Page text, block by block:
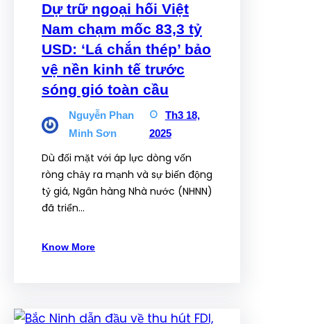
Dự trữ ngoại hối Việt
Nam chạm mốc 83,3 tỷ
USD: ‘Lá chắn thép’ bảo
vệ nền kinh tế trước
sóng gió toàn cầu
Nguyễn Phan
Minh Sơn
Th3 18,
2025
Dù đối mặt với áp lực dòng vốn
ròng chảy ra mạnh và sự biến động
tỷ giá, Ngân hàng Nhà nước (NHNN)
đã triển…
Know More